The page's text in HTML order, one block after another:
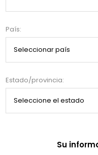
País:
Estado/provincia:
Su